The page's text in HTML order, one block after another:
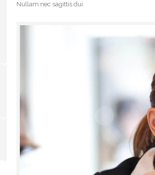
Nullam nec sagittis dui.